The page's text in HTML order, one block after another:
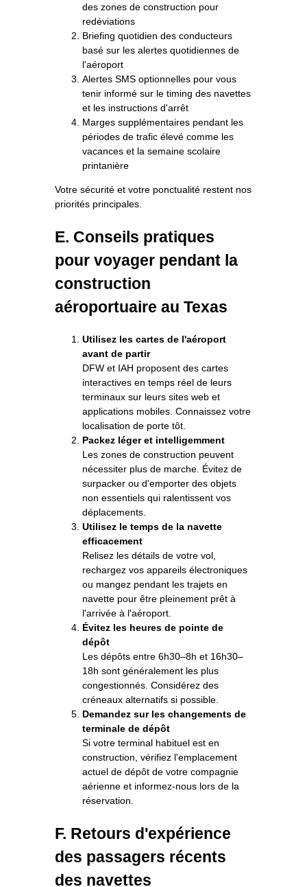
des zones de construction pour
redéviations
Briefing quotidien des conducteurs
basé sur les alertes quotidiennes de
l'aéroport
Alertes SMS optionnelles pour vous
tenir informé sur le timing des navettes
et les instructions d'arrêt
Marges supplémentaires pendant les
périodes de trafic élevé comme les
vacances et la semaine scolaire
printanière
Votre sécurité et votre ponctualité restent nos
priorités principales.
E. Conseils pratiques
pour voyager pendant la
construction
aéroportuaire au Texas
Utilisez les cartes de l'aéroport
avant de partir
DFW et IAH proposent des cartes
interactives en temps réel de leurs
terminaux sur leurs sites web et
applications mobiles. Connaissez votre
localisation de porte tôt.
Packez léger et intelligemment
Les zones de construction peuvent
nécessiter plus de marche. Évitez de
surpacker ou d'emporter des objets
non essentiels qui ralentissent vos
déplacements.
Utilisez le temps de la navette
efficacement
Relisez les détails de votre vol,
rechargez vos appareils électroniques
ou mangez pendant les trajets en
navette pour être pleinement prêt à
l'arrivée à l'aéroport.
Évitez les heures de pointe de
dépôt
Les dépôts entre 6h30–8h et 16h30–
18h sont généralement les plus
congestionnés. Considérez des
créneaux alternatifs si possible.
Demandez sur les changements de
terminale de dépôt
Si votre terminal habituel est en
construction, vérifiez l'emplacement
actuel de dépôt de votre compagnie
aérienne et informez-nous lors de la
réservation.
F. Retours d'expérience
des passagers récents
des navettes